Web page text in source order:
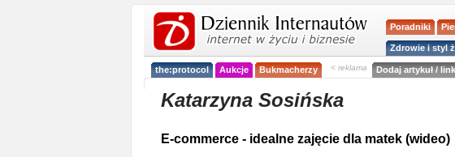
Poradniki
Zdrowie i styl
the:protocol Aukcje Bukmacherzy < reklama Dodaj artykuł / link
Katarzyna Sosińska
E-commerce - idealne zajęcie dla matek (wideo)